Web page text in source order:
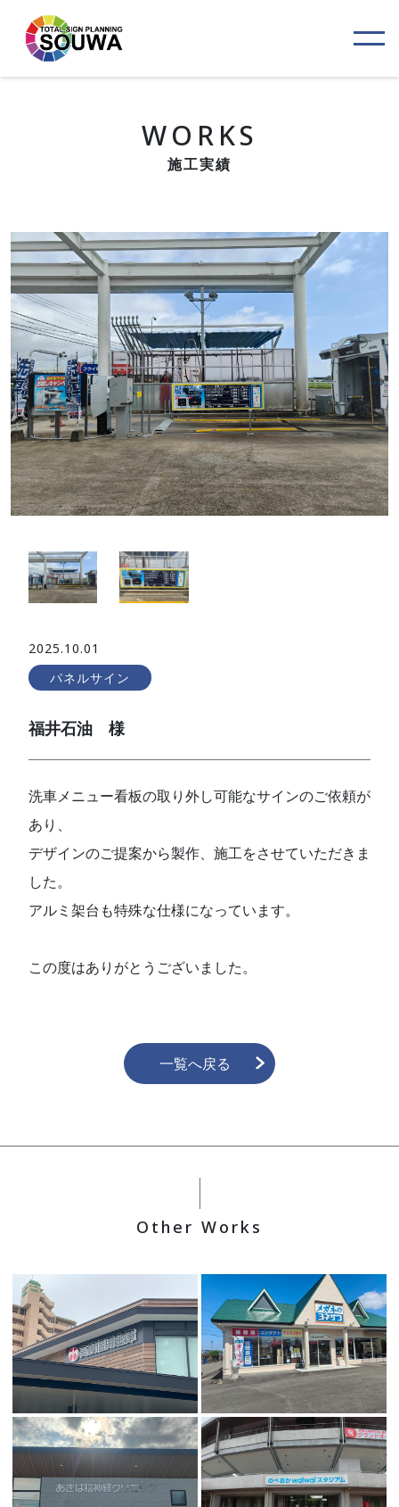
WORKS
施工実績
2025.10.01
パネルサイン
福井石油 様
洗車メニュー看板の取り外し可能なサインのご依頼が
あり、
デザインのご提案から製作、施工をさせていただきま
した。
アルミ架台も特殊な仕様になっています。
この度はありがとうございました。
一覧へ戻る
Other Works